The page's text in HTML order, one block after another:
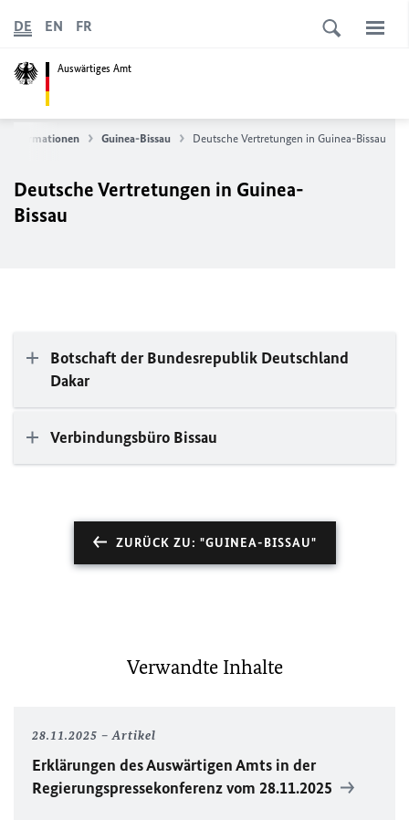
Auswärtiges Amt
DE EN FR
Guinea-Bissau Deutsche Vertretungen in Guinea-Bissau
Deutsche Vertretungen in Guinea-
Bissau
Botschaft der Bundesrepublik Deutschland
Dakar
Verbindungsbüro Bissau
ZURÜCK ZU: "GUINEA-BISSAU"
Verwandte Inhalte
28.11.2025 Artikel
Erklärungen des Auswärtigen Amts in der
Regierungspressekonferenz vom 28.11.2025